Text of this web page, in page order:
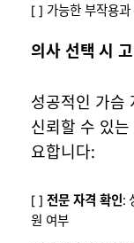
[ ] 가능한 부작용과
의사 선택 시
성공적인 가슴
신뢰할 수 있
요합니다:
[ ] 전문 자격 확인:
원 여부